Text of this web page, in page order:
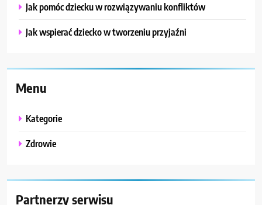
Jak pomóc dziecku w rozwiązywaniu konfliktów
Jak wspierać dziecko w tworzeniu przyjaźni
Menu
Kategorie
Zdrowie
Partnerzy serwisu